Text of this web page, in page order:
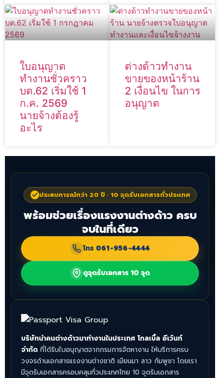
ใบอนุญาต
ทำงานชั่วคราว
บต.62 เริ่มใช้ 1
ก.ค. 2569
นายจ้างต้องรู้
อะไร
ต่างด้าวทำงาน
ขายของหน้าร้าน
2 เงื่อนไข ในการ
อนุญาต
ประสบการณ์กว่า 20 ปี · 10 จุดรับเอกสารทั่วประเทศ
พร้อมช่วยเรื่องแรงงานต่างด้าว ครบ
จบในที่เดียว
โทร 061-956-4444
ดูจุดรับเอกสาร 10 จุด
บริษัทนำคนต่างด้าวมาทำงานในประเทศ โกลเบิ้ล อีเว้นท์
จำกัด ที่ได้รับใบอนุญาตจากกรมการจัดหางาน ให้บริการครบ
วงจรด้านเอกสารแรงงานต่างชาติ เมียนมา ลาว กัมพูชา โดยเรา
มีจุดรับเอกสารครอบคลุมทั่วประเทศไทย 10 จุดรับเอกสาร